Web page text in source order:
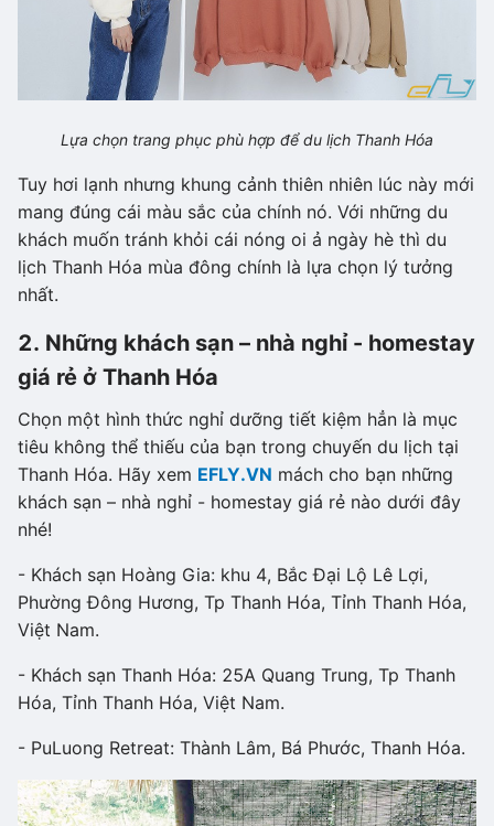
Lựa chọn trang phục phù hợp để du lịch Thanh Hóa
Tuy hơi lạnh nhưng khung cảnh thiên nhiên lúc này mới
mang đúng cái màu sắc của chính nó. Với những du
khách muốn tránh khỏi cái nóng oi ả ngày hè thì du
lịch Thanh Hóa mùa đông chính là lựa chọn lý tưởng
nhất.
2. Những khách sạn – nhà nghỉ - homestay
giá rẻ ở Thanh Hóa
Chọn một hình thức nghỉ dưỡng tiết kiệm hẳn là mục
tiêu không thể thiếu của bạn trong chuyến du lịch tại
Thanh Hóa. Hãy xem EFLY.VN mách cho bạn những
khách sạn – nhà nghỉ - homestay giá rẻ nào dưới đây
nhé!
- Khách sạn Hoàng Gia: khu 4, Bắc Đại Lộ Lê Lợi,
Phường Đông Hương, Tp Thanh Hóa, Tỉnh Thanh Hóa,
Việt Nam.
- Khách sạn Thanh Hóa: 25A Quang Trung, Tp Thanh
Hóa, Tỉnh Thanh Hóa, Việt Nam.
- PuLuong Retreat: Thành Lâm, Bá Phước, Thanh Hóa.